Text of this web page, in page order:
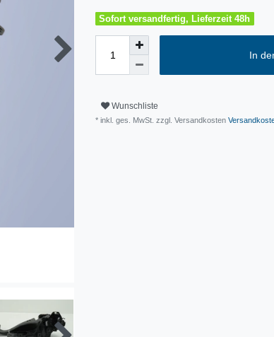
Sofort versandfertig, Lieferzeit 48h
In
Wunschliste
* inkl. ges. MwSt. zzgl. Versandkosten